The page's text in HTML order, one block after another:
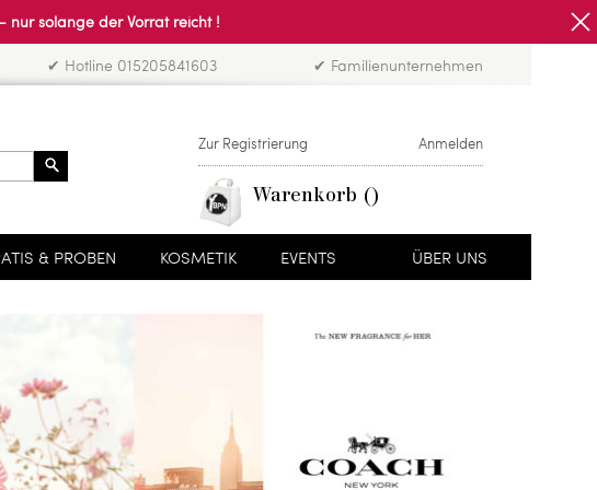
nur solange der Vorrat reicht !
✔ Hotline 015205841603 ✔ Familienunternehmen
Zur Registrierung Anmelden
Warenkorb
& PROBEN KOSMETIK EVENTS ÜBER UNS